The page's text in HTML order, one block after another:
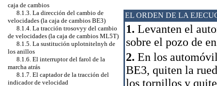
caja de cambios
8.1.3. La dirección del cambio de
velocidades (la caja de cambios BE3)
8.1.4. La tracción trosovyy del cambio
de velocidades (la caja de cambios ML5T)
8.1.5. La sustitución uplotnitelnyh de
los anillos
8.1.6. El interruptor del farol de la
marcha atrás
8.1.7. El captador de la tracción del
indicador de velocidad
EL ORDEN DE LA
1. Levanten el
sobre el pozo de
2. En los
ВЕ3, quiten la
los tornillos y